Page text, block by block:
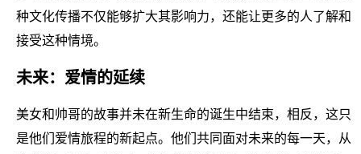
种文化传播不仅能够扩大其影响力，还能让更多的人了解和
接受这种情境。
未来：爱情的延续
美女和帅哥的故事并未在新生命的诞生中结束，相反，这只
是他们爱情旅程的新起点。他们共同面对未来的每一天，从